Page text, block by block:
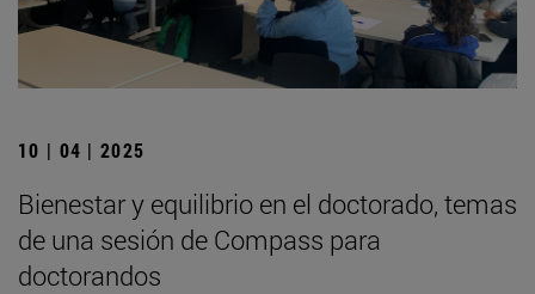
10 | 04 | 2025
Bienestar y equilibrio en el doctorado, temas
de una sesión de Compass para
doctorandos